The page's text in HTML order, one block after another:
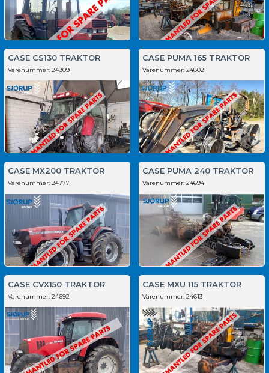
CASE CS130 TRAKTOR
Varenummer: 24809
CASE PUMA 165 TRAKTOR
Varenummer: 24802
CASE MX200 TRAKTOR
Varenummer: 24777
CASE PUMA 240 TRAKTOR
Varenummer: 24694
CASE CVX150 TRAKTOR
Varenummer: 24692
CASE MXU 115 TRAKTOR
Varenummer: 24613